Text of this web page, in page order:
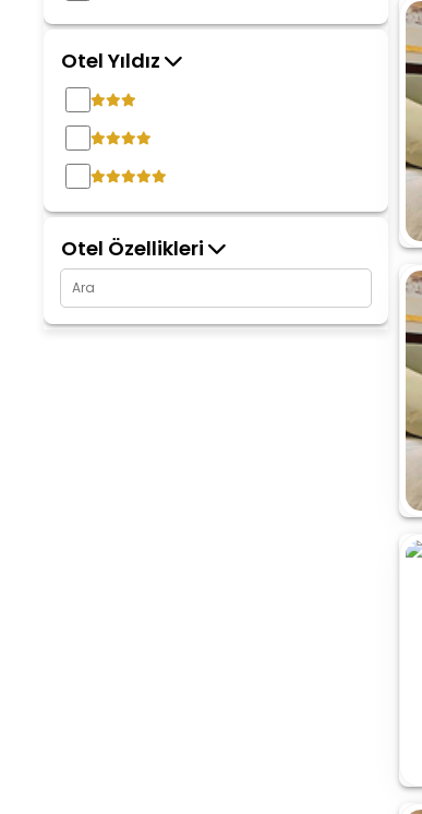
Otel Yıldız
Otel Özellikleri